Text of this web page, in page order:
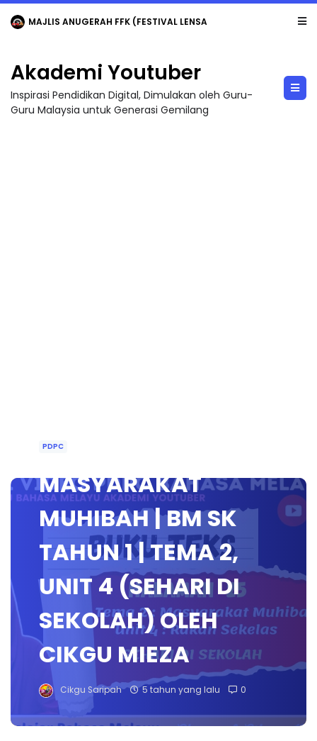
Akademi Youtuber
Inspirasi Pendidikan Digital, Dimulakan oleh Guru-
Guru Malaysia untuk Generasi Gemilang
PDPC
MASYARAKAT
MUHIBAH | BM SK
TAHUN 1 | TEMA 2,
UNIT 4 (SEHARI DI
SEKOLAH) OLEH
CIKGU MIEZA
Cikgu Saripah 5 tahun yang lalu 0